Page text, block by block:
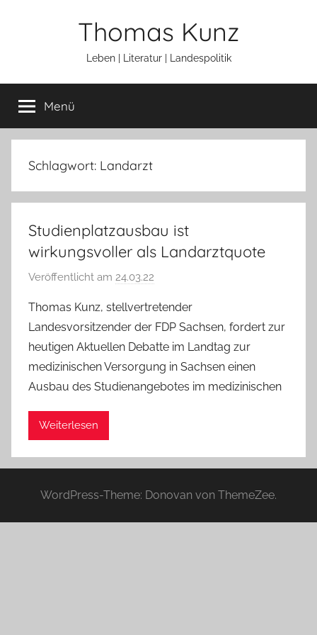
Thomas Kunz
Leben | Literatur | Landespolitik
Menü
Schlagwort: Landarzt
Studienplatzausbau ist
wirkungsvoller als Landarztquote
Veröffentlicht am 24.03.22
n
a
d
m
i
Thomas Kunz, stellvertretender
Landesvorsitzender der FDP Sachsen, fordert zur
heutigen Aktuellen Debatte im Landtag zur
medizinischen Versorgung in Sachsen einen
Ausbau des Studienangebotes im medizinischen
Weiterlesen
WordPress-Theme: Donovan von ThemeZee.